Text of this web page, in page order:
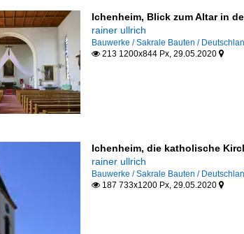
Ichenheim, Blick zum Altar in
rainer ullrich
Bauwerke / Sakrale Bauten /
213 1200x844 Px, 29.05.2020 
Ichenheim, die katholische
rainer ullrich
Bauwerke / Sakrale Bauten /
187 733x1200 Px, 29.05.2020 